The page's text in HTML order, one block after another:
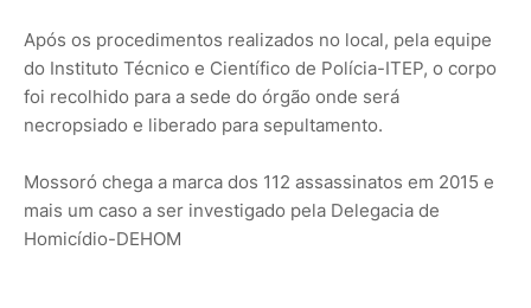
Após os procedimentos realizados no local, pela equipe
do Instituto Técnico e Científico de Polícia-ITEP, o corpo
foi recolhido para a sede do órgão onde será
necropsiado e liberado para sepultamento.
Mossoró chega a marca dos 112 assassinatos em 2015 e
mais um caso a ser investigado pela Delegacia de
Homicídio-DEHOM